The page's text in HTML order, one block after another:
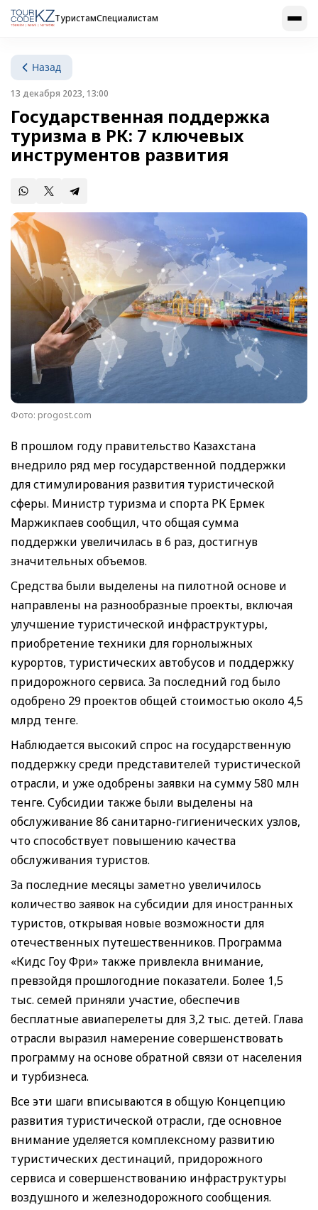
ТуристамСпециалистам
Назад
13 декабря 2023, 13:00
Государственная поддержка
туризма в РК: 7 ключевых
инструментов развития
Фото: progost.com
В прошлом году правительство Казахстана
внедрило ряд мер государственной поддержки
для стимулирования развития туристической
сферы. Министр туризма и спорта РК Ермек
Маржикпаев сообщил, что общая сумма
поддержки увеличилась в 6 раз, достигнув
значительных объемов.
Средства были выделены на пилотной основе и
направлены на разнообразные проекты, включая
улучшение туристической инфраструктуры,
приобретение техники для горнолыжных
курортов, туристических автобусов и поддержку
придорожного сервиса. За последний год было
одобрено 29 проектов общей стоимостью около 4,5
млрд тенге.
Наблюдается высокий спрос на государственную
поддержку среди представителей туристической
отрасли, и уже одобрены заявки на сумму 580 млн
тенге. Субсидии также были выделены на
обслуживание 86 санитарно-гигиенических узлов,
что способствует повышению качества
обслуживания туристов.
За последние месяцы заметно увеличилось
количество заявок на субсидии для иностранных
туристов, открывая новые возможности для
отечественных путешественников. Программа
«Кидс Гоу Фри» также привлекла внимание,
превзойдя прошлогодние показатели. Более 1,5
тыс. семей приняли участие, обеспечив
бесплатные авиаперелеты для 3,2 тыс. детей. Глава
отрасли выразил намерение совершенствовать
программу на основе обратной связи от населения
и турбизнеса.
Все эти шаги вписываются в общую Концепцию
развития туристической отрасли, где основное
внимание уделяется комплексному развитию
туристических дестинаций, придорожного
сервиса и совершенствованию инфраструктуры
воздушного и железнодорожного сообщения.